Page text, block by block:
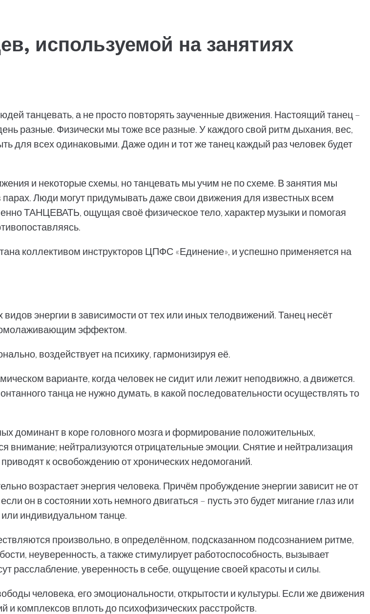
используемой на занятиях
танцевать, а не просто повторять заученные движения. Настоящий танец –
разные. Физически мы тоже все разные. У каждого свой ритм дыхания, вес,
для всех одинаковыми. Даже один и тот же танец каждый раз человек будет
и некоторые схемы, но танцевать мы учим не по схеме. В занятия мы
парах. Люди могут придумывать даже свои движения для известных всем
ТАНЦЕВАТЬ, ощущая своё физическое тело, характер музыки и помогая
коллективом инструкторов ЦПФС «Единение», и успешно применяется на
энергии в зависимости от тех или иных телодвижений. Танец несёт
омолаживающим эффектом.
воздействует на психику, гармонизируя её.
варианте, когда человек не сидит или лежит неподвижно, а движется.
танца не нужно думать, в какой последовательности осуществлять то
доминант в коре головного мозга и формирование положительных,
нейтрализуются отрицательные эмоции. Снятие и нейтрализация
к освобождению от хронических недомоганий.
возрастает энергия человека. Причём пробуждение энергии зависит не от
он в состоянии хоть немного двигаться – пусть это будет мигание глаз или
индивидуальном танце.
произвольно, в определённом, подсказанном подсознанием ритме,
неуверенность, а также стимулирует работоспособность, вызывает
расслабление, уверенность в себе, ощущение своей красоты и силы.
человека, его эмоциональности, открытости и культуры. Если же движения
и комплексов вплоть до психофизических расстройств.